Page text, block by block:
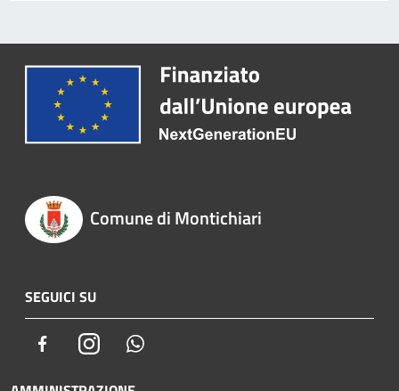
Comune di Montichiari
SEGUICI SU
FacebookInstagram